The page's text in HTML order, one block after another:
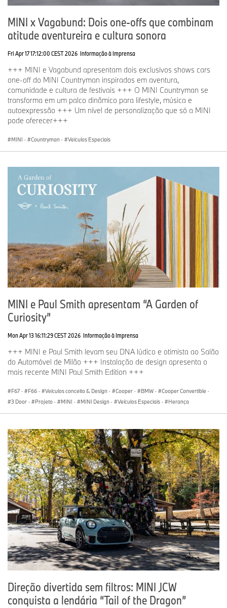
MINI x Vagabund: Dois one-offs que combinam
atitude aventureira e cultura sonora
Fri Apr 17 17:12:00 CEST 2026 Informação à Imprensa
+++ MINI e Vagabund apresentam dois exclusivos shows cars
one-off do MINI Countryman inspirados em aventura,
comunidade e cultura de festivais +++ O MINI Countryman se
transforma em um palco dinâmico para lifestyle, música e
autoexpressão +++ Um nível de personalização que só a MINI
pode oferecer+++
MINI · Countryman · Veículos Especiais
MINI e Paul Smith apresentam “A Garden of
Curiosity”
Mon Apr 13 16:11:29 CEST 2026 Informação à Imprensa
+++ MINI e Paul Smith levam seu DNA lúdico e otimista ao Salão
do Automóvel de Milão +++ Instalação de design apresenta o
mais recente MINI Paul Smith Edition +++
F67 · F66 · Veículos conceito & Design · Cooper · BMW · Cooper Convertible ·
3 Door · Projeto · MINI · MINI Design · Veículos Especiais · Herança
Direção divertida sem filtros: MINI JCW
conquista a lendária “Tail of the Dragon”